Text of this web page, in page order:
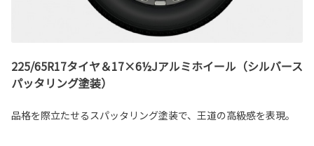
225/65R17タイヤ＆17×6½Jアルミホイール（シルバース
パッタリング塗装）
品格を際立たせるスパッタリング塗装で、王道の高級感を表現。